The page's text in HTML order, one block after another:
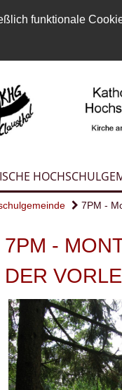
funktionale
7PM -
7PM -
DER